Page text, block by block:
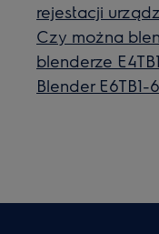
rejestacji
Czy można
blenderze
Blender E6TB1-